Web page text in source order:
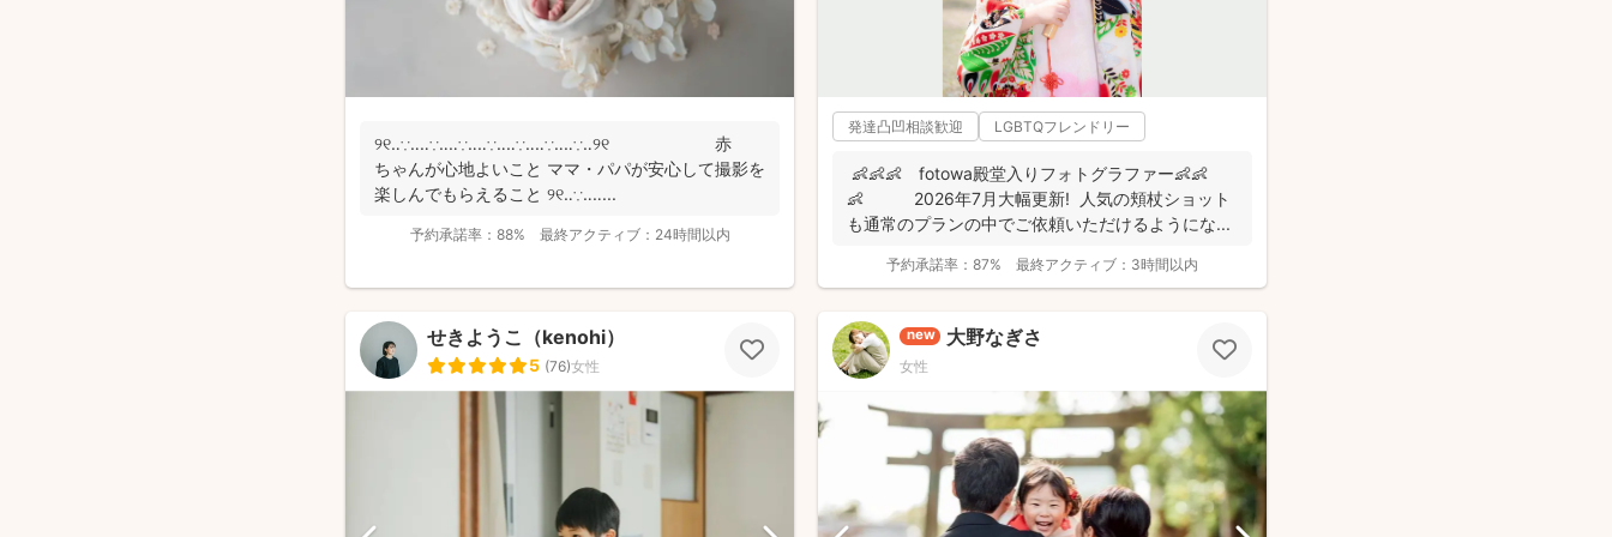
୨୧‥∵‥‥∵‥‥∵‥‥∵‥‥∵‥‥∵‥‥∵‥୨୧ 赤
ちゃんが心地よいこと ママ・パパが安心して撮影を
楽しんでもらえること ୨୧‥∵‥‥...
予約承諾率： 88% 最終アクティブ： 24時間以内
発達凸凹相談歓迎 LGBTQフレンドリー
👶👶👶 fotowa殿堂入りフォトグラファー👶👶
👶 2026年7月大幅更新! 人気の頬杖ショット
も通常のプランの中でご依頼いただけるようにな...
予約承諾率： 87% 最終アクティブ： 3時間以内
せきようこ（kenohi）
5 (76)女性
new 大野なぎさ
女性